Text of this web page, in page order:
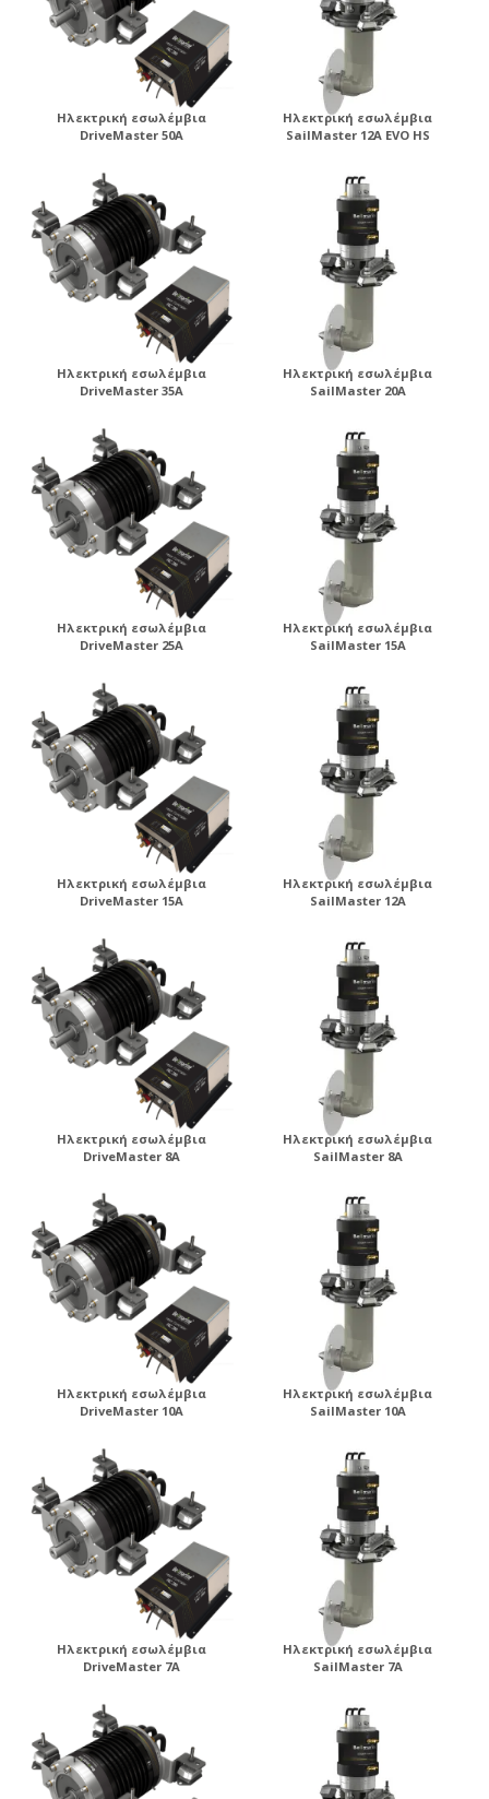
Ηλεκτρική εσωλέμβια
DriveMaster 50A
Ηλεκτρική εσωλέμβια
DriveMaster 35A
Ηλεκτρική εσωλέμβια
DriveMaster 25A
Ηλεκτρική εσωλέμβια
DriveMaster 15A
Ηλεκτρική εσωλέμβια
DriveMaster 8A
Ηλεκτρική εσωλέμβια
DriveMaster 10A
Ηλεκτρική εσωλέμβια
DriveMaster 7A
Ηλεκτρική εσωλέμβια
SailMaster 12A EVO HS
Ηλεκτρική εσωλέμβια
SailMaster 20A
Ηλεκτρική εσωλέμβια
SailMaster 15A
Ηλεκτρική εσωλέμβια
SailMaster 12A
Ηλεκτρική εσωλέμβια
SailMaster 8A
Ηλεκτρική εσωλέμβια
SailMaster 10A
Ηλεκτρική εσωλέμβια
SailMaster 7A